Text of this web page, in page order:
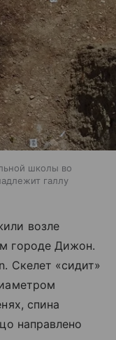
школы во
галлу
возле
городе Дижон.
Скелет «сидит»
спина
направлено